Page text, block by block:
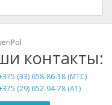
контакты:
(33) 658-86-18 (МТС)
(29) 652-94-78 (A1)